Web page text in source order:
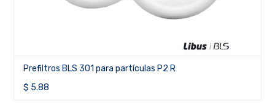
Prefiltros BLS 301 para partículas P2 R
$ 5.88